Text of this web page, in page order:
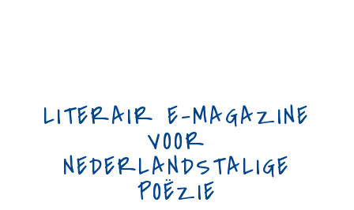
LITERAIR E-MAGAZINE
VOOR
NEDERLANDSTALIGE
POËZIE